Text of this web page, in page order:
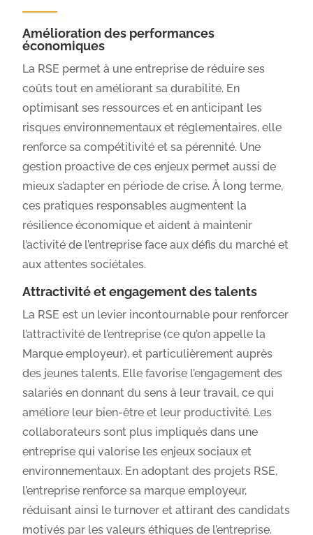
Amélioration des performances
économiques
La RSE permet à une entreprise de réduire ses
coûts tout en améliorant sa durabilité. En
optimisant ses ressources et en anticipant les
risques environnementaux et réglementaires, elle
renforce sa compétitivité et sa pérennité. Une
gestion proactive de ces enjeux permet aussi de
mieux s’adapter en période de crise. À long terme,
ces pratiques responsables augmentent la
résilience économique et aident à maintenir
l’activité de l’entreprise face aux défis du marché et
aux attentes sociétales.
Attractivité et engagement des talents
La RSE est un levier incontournable pour renforcer
l’attractivité de l’entreprise (ce qu’on appelle la
Marque employeur), et particulièrement auprès
des jeunes talents. Elle favorise l’engagement des
salariés en donnant du sens à leur travail, ce qui
améliore leur bien-être et leur productivité. Les
collaborateurs sont plus impliqués dans une
entreprise qui valorise les enjeux sociaux et
environnementaux. En adoptant des projets RSE,
l’entreprise renforce sa marque employeur,
réduisant ainsi le turnover et attirant des candidats
motivés par les valeurs éthiques de l’entreprise.